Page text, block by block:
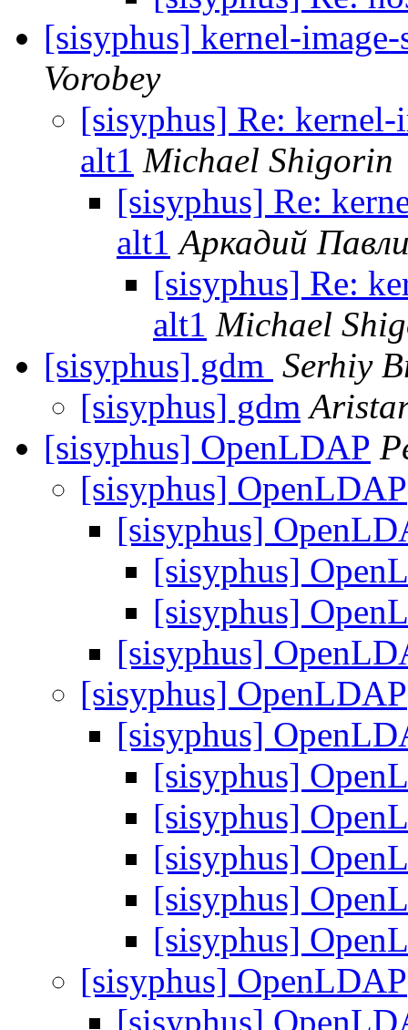
[sisyphus] kernel-
Vorobey
[sisyphus] Re:
alt1 Michael Shigorin
[sisyphus] Re:
alt1 Аркадий
[sisyphus] Re:
alt1 Michael
[sisyphus] gdm Serhiy
[sisyphus] gdm
[sisyphus] OpenLDAP
[sisyphus] OpenLDAP
[sisyphus]
[sisyphus]
[sisyphus]
[sisyphus]
[sisyphus] OpenLDAP
[sisyphus]
[sisyphus]
[sisyphus]
[sisyphus]
[sisyphus]
[sisyphus]
[sisyphus] OpenLDAP
[sisyphus]